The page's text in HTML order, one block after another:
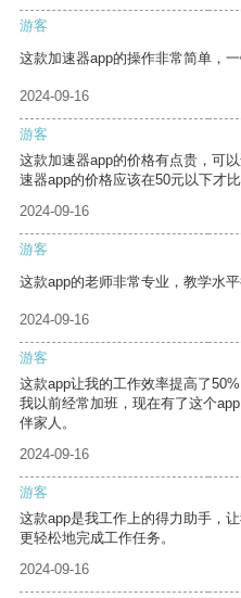
游客
这款加速器app的操作非常简单，
2024-09-16
游客
这款加速器app的价格有点贵，可
速器app的价格应该在50元以下才比
2024-09-16
游客
这款app的老师非常专业，教学水
2024-09-16
游客
这款app让我的工作效率提高了
我以前经常加班，现在有了这个
伴家人。
2024-09-16
游客
这款app是我工作上的得力助手，
更轻松地完成工作任务。
2024-09-16